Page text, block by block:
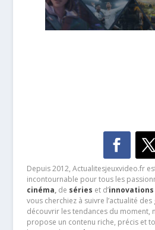
Depuis 2012, Actualitesjeuxvideo.fr
incontournable pour tous les
cinéma,de séries et d’
vous cherchiez à suivre l’actualité
découvrir les tendances du moment,
propose un contenu riche, précis et